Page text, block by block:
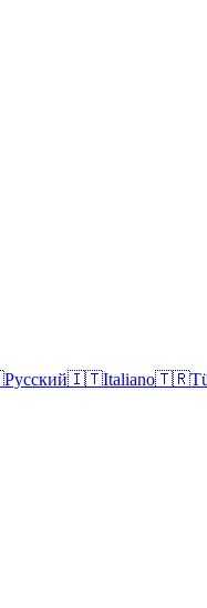
Русский🇮🇹Italiano🇹🇷